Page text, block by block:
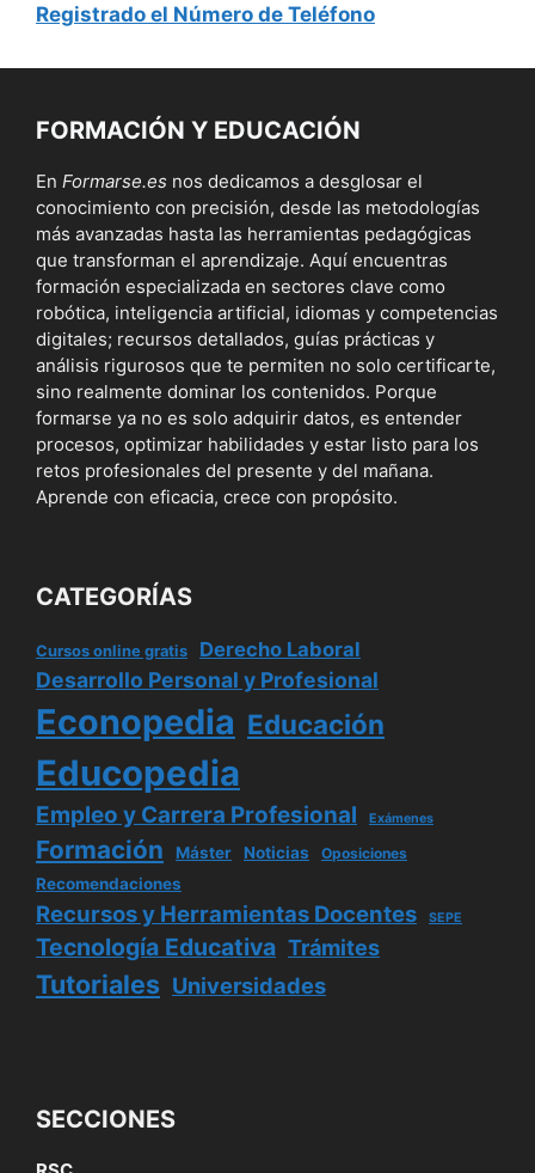
Registrado el Número de Teléfono
FORMACIÓN Y EDUCACIÓN
En Formarse.es nos dedicamos a desglosar el
conocimiento con precisión, desde las metodologías
más avanzadas hasta las herramientas pedagógicas
que transforman el aprendizaje. Aquí encuentras
formación especializada en sectores clave como
robótica, inteligencia artificial, idiomas y competencias
digitales; recursos detallados, guías prácticas y
análisis rigurosos que te permiten no solo certificarte,
sino realmente dominar los contenidos. Porque
formarse ya no es solo adquirir datos, es entender
procesos, optimizar habilidades y estar listo para los
retos profesionales del presente y del mañana.
Aprende con eficacia, crece con propósito.
CATEGORÍAS
Cursos online gratis Derecho Laboral
Desarrollo Personal y Profesional
Econopedia Educación
Educopedia
Empleo y Carrera Profesional Exámenes
Formación Máster Noticias Oposiciones
Recomendaciones
Recursos y Herramientas Docentes SEPE
Tecnología Educativa Trámites
Tutoriales Universidades
SECCIONES